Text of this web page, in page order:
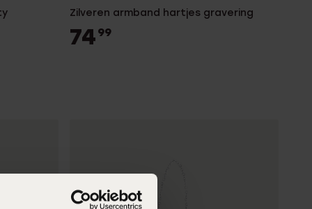
Zilveren armband hartjes gravering
74 99